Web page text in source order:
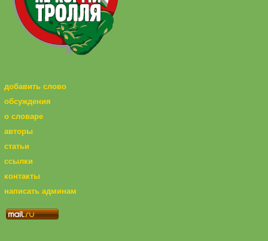
добавить слово
обсуждения
о словаре
авторы
статьи
ссылки
контакты
написать админам